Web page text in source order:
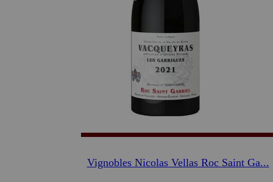
Vignobles Nicolas Vellas Roc Saint Ga...